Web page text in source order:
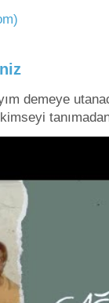
demeye